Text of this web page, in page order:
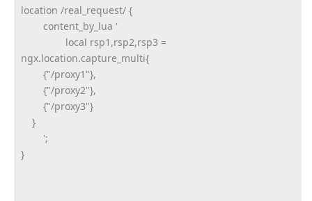
location /real_request/ {
content_by_lua '
local rsp1,rsp2,rsp3 =
ngx.location.capture_multi{
{"/proxy1"},
{"/proxy2"},
{"/proxy3"}
}
';
}